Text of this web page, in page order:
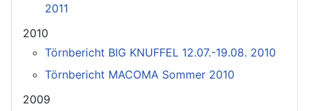
2011
2010
Törnbericht BIG KNUFFEL 12.07.-19.08. 2010
Törnbericht MACOMA Sommer 2010
2009